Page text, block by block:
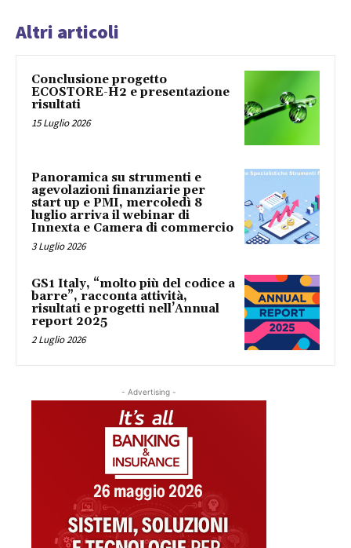
Altri articoli
Conclusione progetto
ECOSTORE-H2 e presentazione
risultati
15 Luglio 2026
Panoramica su strumenti e
agevolazioni finanziarie per
start up e PMI, mercoledì 8
luglio arriva il webinar di
Innexta e Camera di commercio
3 Luglio 2026
GS1 Italy, “molto più del codice a
barre”, racconta attività,
risultati e progetti nell’Annual
report 2025
2 Luglio 2026
- Advertising -